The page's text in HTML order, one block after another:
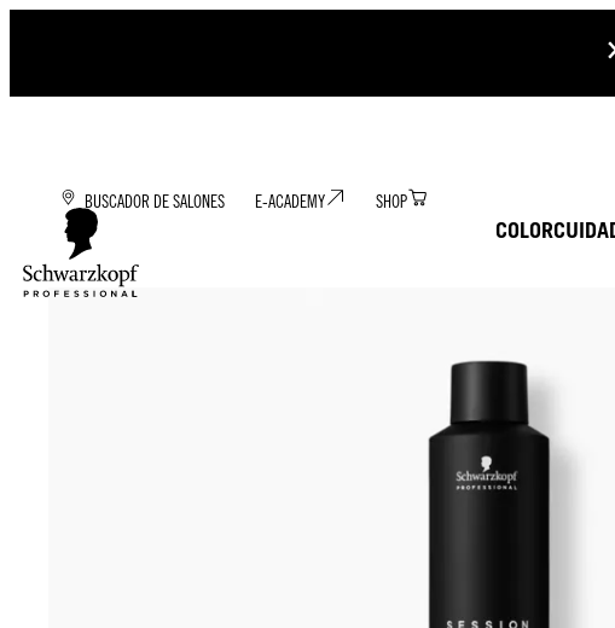
COLOR
BUSCADOR DE SALONES E-ACADEMY SHOP